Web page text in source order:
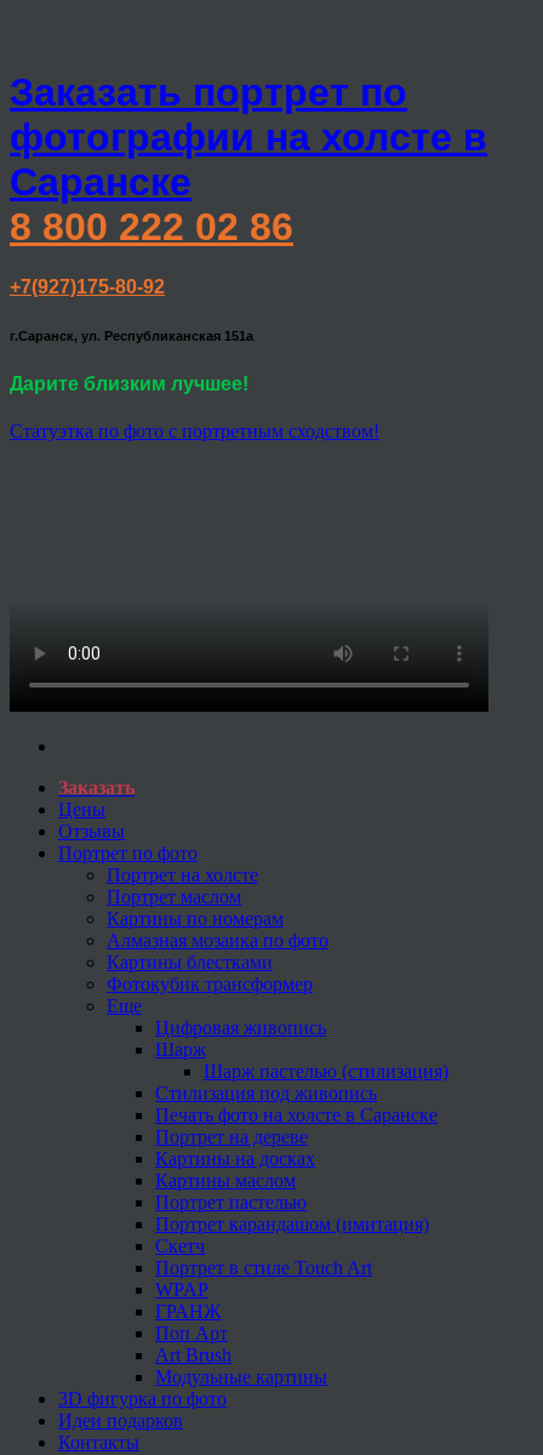
Заказать портрет по
фотографии на холсте в
Саранске
8 800 222 02 86
+7(927)175-80-92
г.Саранск, ул. Республиканская 151а
Дарите близким лучшее!
Статуэтка по фото с портретным сходством!
Заказать
Цены
Отзывы
Портрет по фото
Портрет на холсте
Портрет маслом
Картины по номерам
Алмазная мозаика по фото
Картины блестками
Фотокубик трансформер
Еще
Цифровая живопись
Шарж
Шарж пастелью (стилизация)
Стилизация под живопись
Печать фото на холсте в Саранске
Портрет на дереве
Картины на досках
Картины маслом
Портрет пастелью
Портрет карандашом (имитация)
Скетч
Портрет в стиле Touch Art
WPAP
ГРАНЖ
Поп Арт
Art Brush
Модульные картины
3D фигурка по фото
Идеи подарков
Контакты